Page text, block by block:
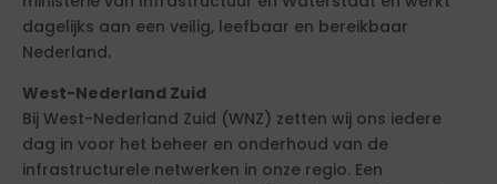
dagelijks aan een veilig, leefbaar en bereikbaar
Nederland.
West-Nederland Zuid
Bij West-Nederland Zuid (WNZ) zetten wij ons iedere
dag in voor het beheer en onderhoud van de
infrastructurele netwerken in onze regio. Een